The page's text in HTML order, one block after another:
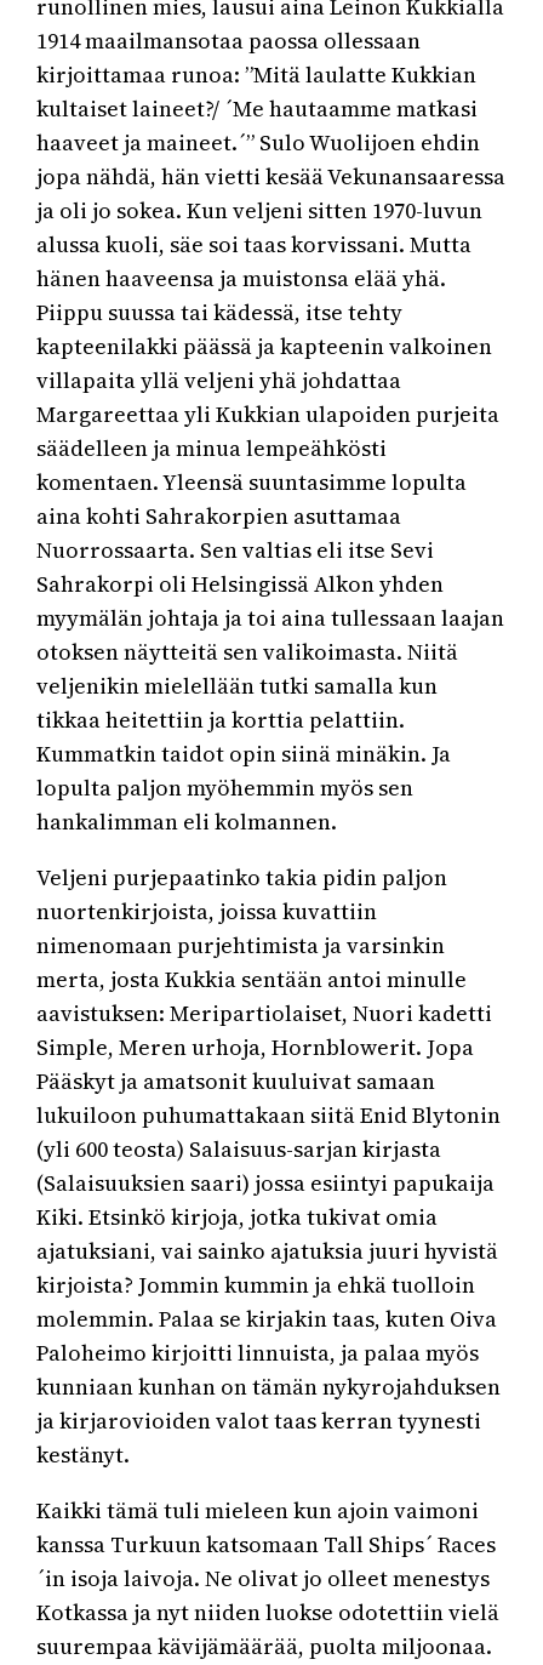
runollinen mies, lausui aina Leinon Kukkialla
1914 maailmansotaa paossa ollessaan
kirjoittamaa runoa: ”Mitä laulatte Kukkian
kultaiset laineet?/ ´Me hautaamme matkasi
haaveet ja maineet.´” Sulo Wuolijoen ehdin
jopa nähdä, hän vietti kesää Vekunansaaressa
ja oli jo sokea. Kun veljeni sitten 1970-luvun
alussa kuoli, säe soi taas korvissani. Mutta
hänen haaveensa ja muistonsa elää yhä.
Piippu suussa tai kädessä, itse tehty
kapteenilakki päässä ja kapteenin valkoinen
villapaita yllä veljeni yhä johdattaa
Margareettaa yli Kukkian ulapoiden purjeita
säädelleen ja minua lempeähkösti
komentaen. Yleensä suuntasimme lopulta
aina kohti Sahrakorpien asuttamaa
Nuorrossaarta. Sen valtias eli itse Sevi
Sahrakorpi oli Helsingissä Alkon yhden
myymälän johtaja ja toi aina tullessaan laajan
otoksen näytteitä sen valikoimasta. Niitä
veljenikin mielellään tutki samalla kun
tikkaa heitettiin ja korttia pelattiin.
Kummatkin taidot opin siinä minäkin. Ja
lopulta paljon myöhemmin myös sen
hankalimman eli kolmannen.
Veljeni purjepaatinko takia pidin paljon
nuortenkirjoista, joissa kuvattiin
nimenomaan purjehtimista ja varsinkin
merta, josta Kukkia sentään antoi minulle
aavistuksen: Meripartiolaiset, Nuori kadetti
Simple, Meren urhoja, Hornblowerit. Jopa
Pääskyt ja amatsonit kuuluivat samaan
lukuiloon puhumattakaan siitä Enid Blytonin
(yli 600 teosta) Salaisuus-sarjan kirjasta
(Salaisuuksien saari) jossa esiintyi papukaija
Kiki. Etsinkö kirjoja, jotka tukivat omia
ajatuksiani, vai sainko ajatuksia juuri hyvistä
kirjoista? Jommin kummin ja ehkä tuolloin
molemmin. Palaa se kirjakin taas, kuten Oiva
Paloheimo kirjoitti linnuista, ja palaa myös
kunniaan kunhan on tämän nykyrojahduksen
ja kirjarovioiden valot taas kerran tyynesti
kestänyt.
Kaikki tämä tuli mieleen kun ajoin vaimoni
kanssa Turkuun katsomaan Tall Ships´ Races
´in isoja laivoja. Ne olivat jo olleet menestys
Kotkassa ja nyt niiden luokse odotettiin vielä
suurempaa kävijämäärää, puolta miljoonaa.